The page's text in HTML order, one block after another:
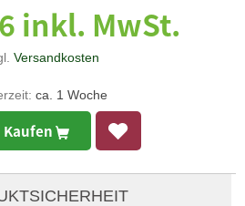
inkl. MwSt.
Versandkosten
ca. 1 Woche
Kaufen